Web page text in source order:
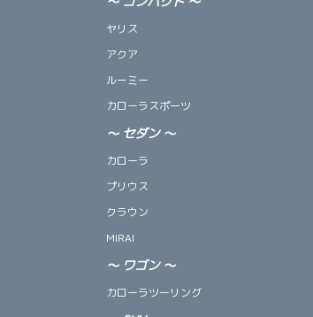
ヤリス
アクア
ルーミー
カローラスポーツ
～ セダン ～
カローラ
プリウス
クラウン
MIRAI
～ ワゴン ～
カローラツーリング